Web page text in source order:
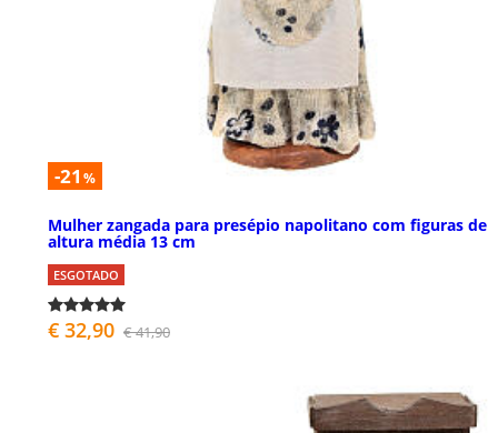
-21 %
Mulher zangada para presépio napolitano com figuras de
altura média 13 cm
ESGOTADO
€ 32,90 € 41,90